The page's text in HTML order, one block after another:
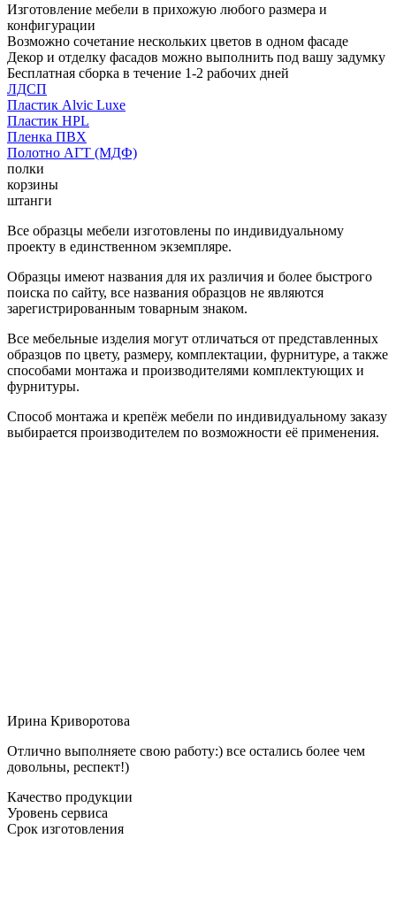
Изготовление мебели в прихожую любого размера и
конфигурации
Возможно сочетание нескольких цветов в одном фасаде
Декор и отделку фасадов можно выполнить под вашу задумку
Бесплатная сборка в течение 1-2 рабочих дней
ЛДСП
Пластик Alvic Luxe
Пластик HPL
Пленка ПВХ
Полотно АГТ (МДФ)
полки
корзины
штанги
Все образцы мебели изготовлены по индивидуальному
проекту в единственном экземпляре.
Образцы имеют названия для их различия и более быстрого
поиска по сайту, все названия образцов не являются
зарегистрированным товарным знаком.
Все мебельные изделия могут отличаться от представленных
образцов по цвету, размеру, комплектации, фурнитуре, а также
способами монтажа и производителями комплектующих и
фурнитуры.
Способ монтажа и крепёж мебели по индивидуальному заказу
выбирается производителем по возможности её применения.
Ирина Криворотова
Отлично выполняете свою работу:) все остались более чем
довольны, респект!)
Качество продукции
Уровень сервиса
Срок изготовления